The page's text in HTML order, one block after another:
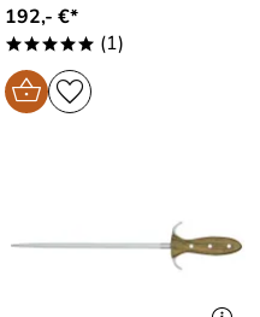
192,- €*
***** (1)